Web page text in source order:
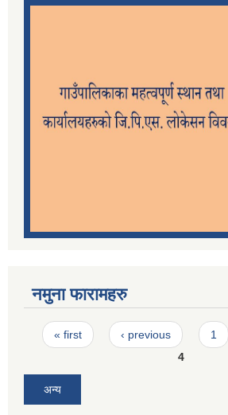
नमुना फारामहरु
Pages
« first ‹ previous 1
4
अन्य